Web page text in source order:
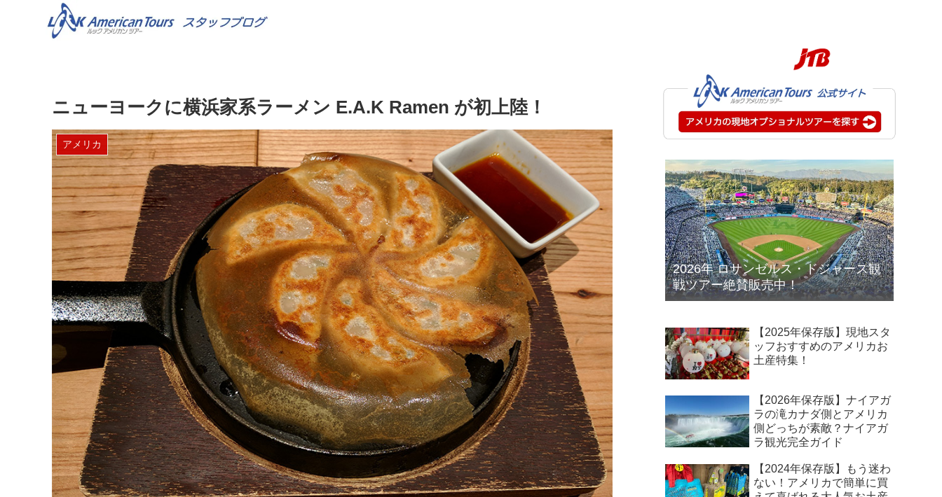
ニューヨークに横浜家系ラーメン E.A.K Ramen が初上陸！
アメリカ
2026年 ロサンゼルス・ドジャース観
戦ツアー絶賛販売中！
【2025年保存版】現地スタ
ッフおすすめのアメリカお
土産特集！
【2026年保存版】ナイアガ
ラの滝カナダ側とアメリカ
側どっちが素敵？ナイアガ
ラ観光完全ガイド
【2024年保存版】もう迷わ
ない！アメリカで簡単に買